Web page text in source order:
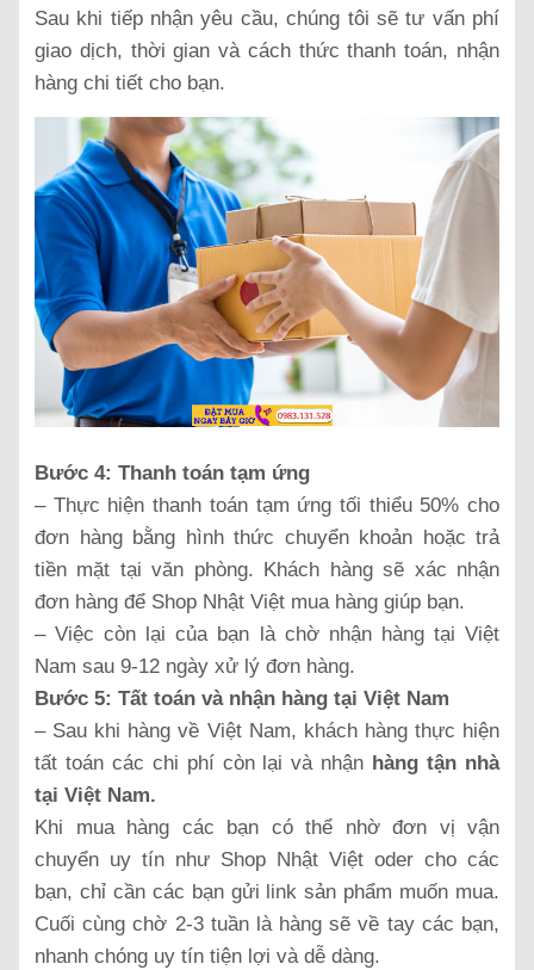
Sau khi tiếp nhận yêu cầu, chúng tôi sẽ tư vấn phí
giao dịch, thời gian và cách thức thanh toán, nhận
hàng chi tiết cho bạn.
Bước 4: Thanh toán tạm ứng
– Thực hiện thanh toán tạm ứng tối thiểu 50% cho
đơn hàng bằng hình thức chuyển khoản hoặc trả
tiền mặt tại văn phòng. Khách hàng sẽ xác nhận
đơn hàng để Shop Nhật Việt mua hàng giúp bạn.
– Việc còn lại của bạn là chờ nhận hàng tại Việt
Nam sau 9-12 ngày xử lý đơn hàng.
Bước 5: Tất toán và nhận hàng tại Việt Nam
– Sau khi hàng về Việt Nam, khách hàng thực hiện
tất toán các chi phí còn lại và nhận hàng tận nhà
tại Việt Nam.
Khi mua hàng các bạn có thể nhờ đơn vị vận
chuyển uy tín như Shop Nhật Việt oder cho các
bạn, chỉ cần các bạn gửi link sản phẩm muốn mua.
Cuối cùng chờ 2-3 tuần là hàng sẽ về tay các bạn,
nhanh chóng uy tín tiện lợi và dễ dàng.